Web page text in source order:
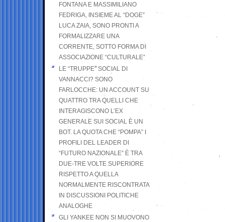
FONTANA E MASSIMILIANO
FEDRIGA, INSIEME AL “DOGE”
LUCA ZAIA, SONO PRONTI A
FORMALIZZARE UNA
CORRENTE, SOTTO FORMA DI
ASSOCIAZIONE “CULTURALE”
LE “TRUPPE” SOCIAL DI
VANNACCI? SONO
FARLOCCHE: UN ACCOUNT SU
QUATTRO TRA QUELLI CHE
INTERAGISCONO L’EX
GENERALE SUI SOCIAL È UN
BOT. LA QUOTA CHE “POMPA” I
PROFILI DEL LEADER DI
“FUTURO NAZIONALE” È TRA
DUE-TRE VOLTE SUPERIORE
RISPETTO A QUELLA
NORMALMENTE RISCONTRATA
IN DISCUSSIONI POLITICHE
ANALOGHE
GLI YANKEE NON SI MUOVONO